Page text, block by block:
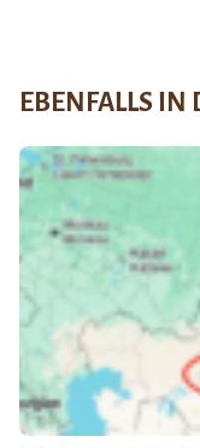
EBENFALLS IN